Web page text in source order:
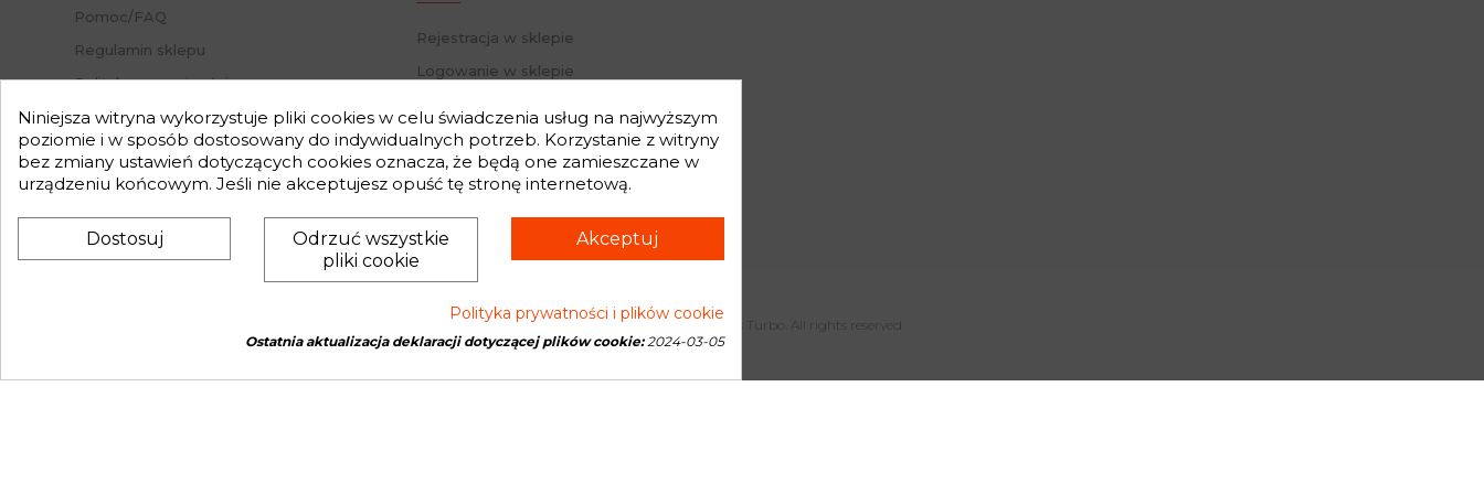
w branży transportowej.
Pomoc/FAQ
Regulamin sklepu
Polityka prywatności
Mapa strony
Nasz Blog
Słownik pojęć
Zwroty
Rejestracja w sklepie
Logowanie w sklepie
Status zamówienia
Copyright © 2026 Genesis Turbo. All rights reserved
Niniejsza witryna wykorzystuje pliki cookies w celu świadczenia usług na najwyższym
poziomie i w sposób dostosowany do indywidualnych potrzeb. Korzystanie z witryny
bez zmiany ustawień dotyczących cookies oznacza, że będą one zamieszczane w
urządzeniu końcowym. Jeśli nie akceptujesz opuść tę stronę internetową.
Akceptuj
Odrzuć wszystkie
pliki cookie
Dostosuj
Polityka prywatności i plików cookie
Ostatnia aktualizacja deklaracji dotyczącej plików cookie:2024-03-05